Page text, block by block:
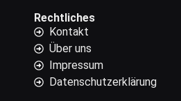
Rechtliches
Kontakt
Über uns
Impressum
Datenschutzerklärung